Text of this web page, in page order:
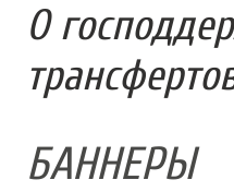
О
БАННЕРЫ